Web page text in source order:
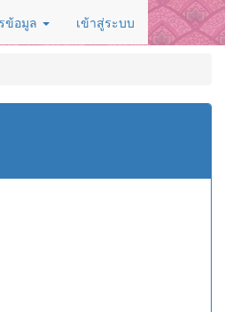
ข้อมูล เข้าสู่ระบบ